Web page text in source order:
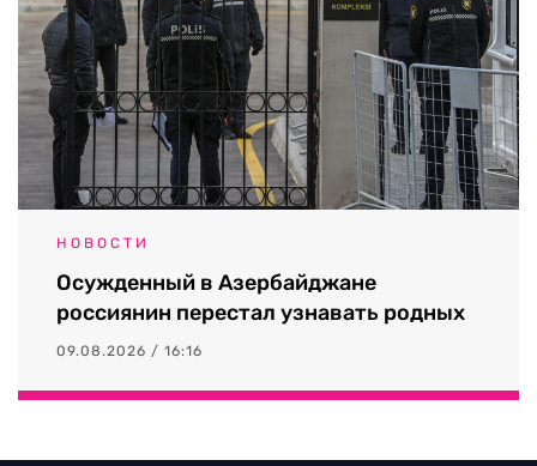
НОВОСТИ
Осужденный в Азербайджане
россиянин перестал узнавать родных
09.08.2026 / 16:16